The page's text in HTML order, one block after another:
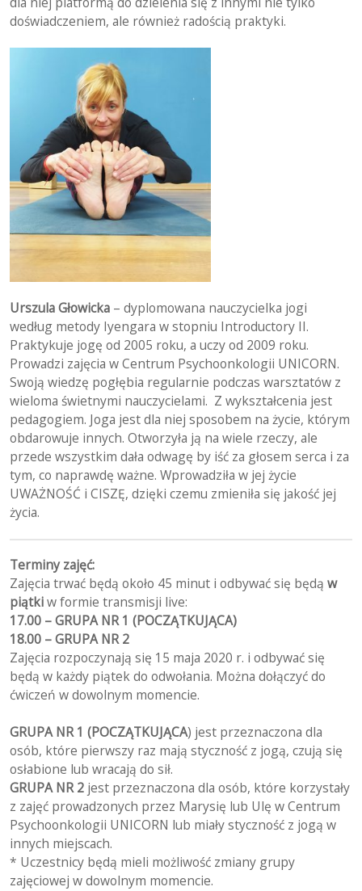
doświadczeniem, ale również radością praktyki.
Urszula Głowicka – dyplomowana nauczycielka jogi
według metody Iyengara w stopniu Introductory II.
Praktykuje jogę od 2005 roku, a uczy od 2009 roku.
Prowadzi zajęcia w Centrum Psychoonkologii UNICORN.
Swoją wiedzę pogłębia regularnie podczas warsztatów z
wieloma świetnymi nauczycielami. Z wykształcenia jest
pedagogiem. Joga jest dla niej sposobem na życie, którym
obdarowuje innych. Otworzyła ją na wiele rzeczy, ale
przede wszystkim dała odwagę by iść za głosem serca i za
tym, co naprawdę ważne. Wprowadziła w jej życie
UWAŻNOŚĆ i CISZĘ, dzięki czemu zmieniła się jakość jej
życia.
Terminy zajęć:
Zajęcia trwać będą około 45 minut i odbywać się będąw
piątkiw formie transmisji live:
17.00 – GRUPA NR 1 (POCZĄTKUJĄCA)
18.00 – GRUPA NR 2
Zajęcia rozpoczynają się 15 maja 2020 r. i odbywać się
będą w każdy piątek do odwołania. Można dołączyć do
ćwiczeń w dowolnym momencie.
GRUPA NR 1 (POCZĄTKUJĄCA) jest przeznaczona dla
osób, które pierwszy raz mają styczność z jogą, czują się
osłabione lub wracają do sił.
GRUPA NR 2 jest przeznaczona dla osób, które korzystały
z zajęć prowadzonych przez Marysię lub Ulę w Centrum
Psychoonkologii UNICORN lub miały styczność z jogą w
innych miejscach.
* Uczestnicy będą mieli możliwość zmiany grupy
zajęciowej w dowolnym momencie.